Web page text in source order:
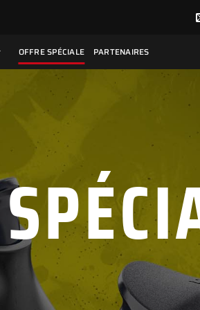
OFFRE SPÉCIALE PARTENAIRES